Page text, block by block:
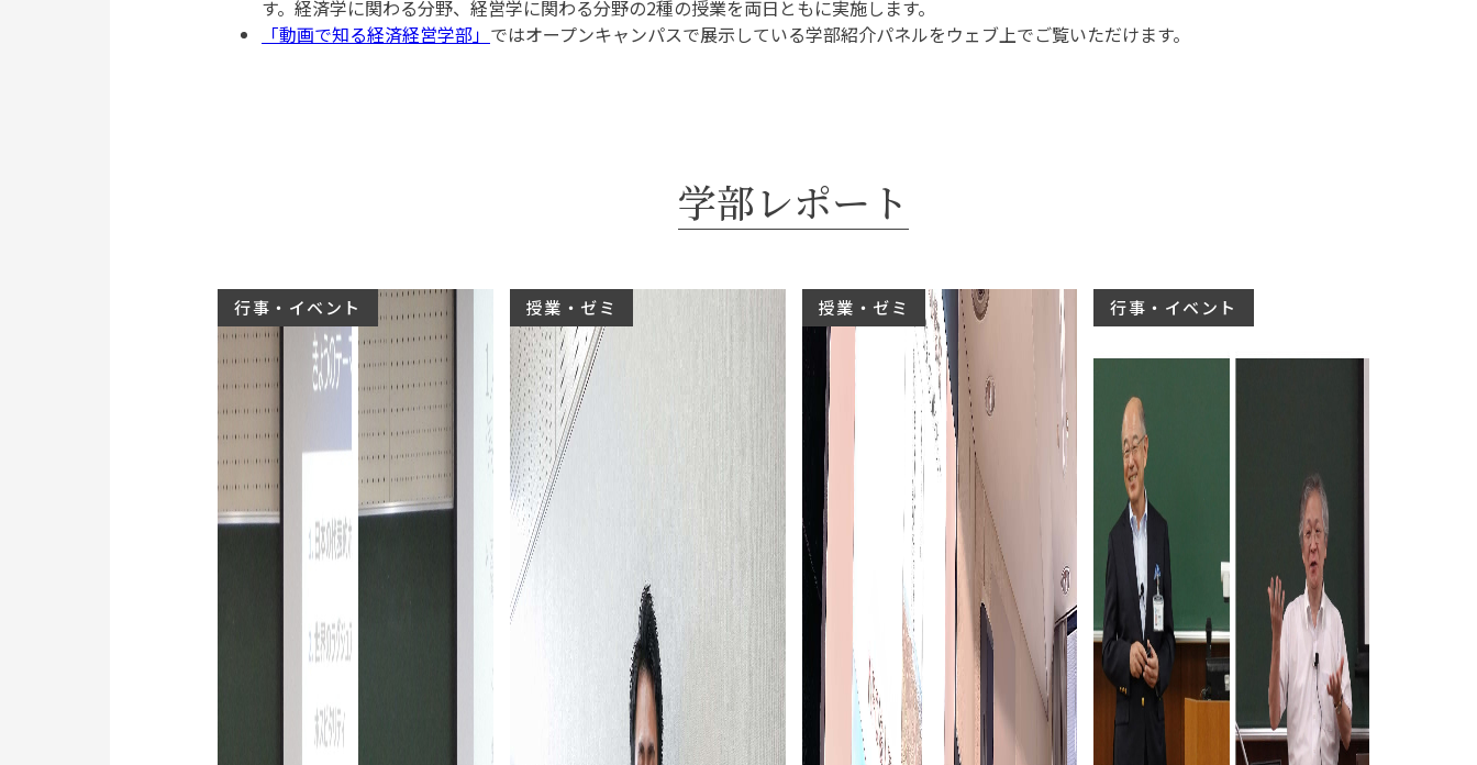
す。経済学に関わる分野、経営学に関わる分野の2種の授業を両日ともに実施します。
「動画で知る経済経営学部」 ではオープンキャンパスで展示している学部紹介パネルをウェブ上でご覧いただけます。
学部レポート
行事・イベント 授業・ゼミ 授業・ゼミ 行事・イベント